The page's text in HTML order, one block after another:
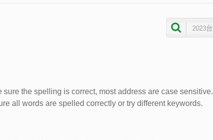
sure the spelling is correct, most address are case sensitive.
all words are spelled correctly or try different keywords.